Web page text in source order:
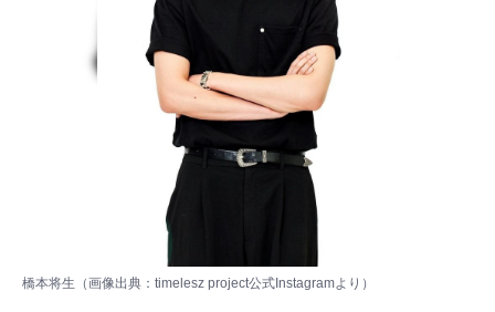
橋本将生（画像出典： timelesz project公式Instagramより）